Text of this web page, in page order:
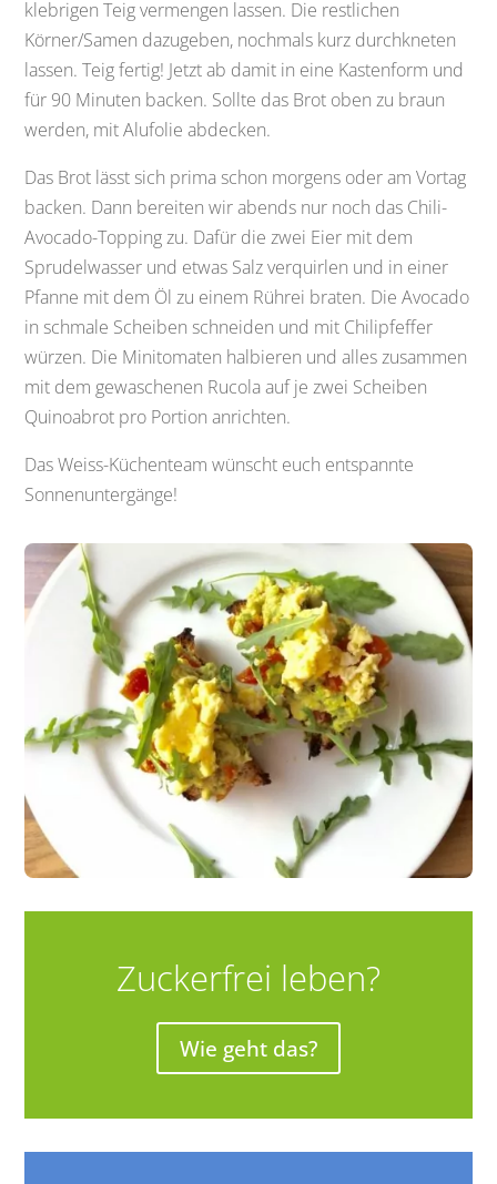
klebrigen Teig vermengen lassen. Die restlichen
Körner/Samen dazugeben, nochmals kurz durchkneten
lassen. Teig fertig! Jetzt ab damit in eine Kastenform und
für 90 Minuten backen. Sollte das Brot oben zu braun
werden, mit Alufolie abdecken.
Das Brot lässt sich prima schon morgens oder am Vortag
backen. Dann bereiten wir abends nur noch das Chili-
Avocado-Topping zu. Dafür die zwei Eier mit dem
Sprudelwasser und etwas Salz verquirlen und in einer
Pfanne mit dem Öl zu einem Rührei braten. Die Avocado
in schmale Scheiben schneiden und mit Chilipfeffer
würzen. Die Minitomaten halbieren und alles zusammen
mit dem gewaschenen Rucola auf je zwei Scheiben
Quinoabrot pro Portion anrichten.
Das Weiss-Küchenteam wünscht euch entspannte
Sonnenuntergänge!
Zuckerfrei leben?
Wie geht das?